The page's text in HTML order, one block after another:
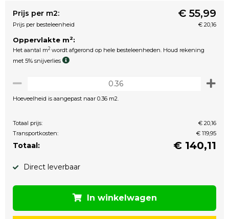
Prijs per m2: € 55,99
Prijs per besteleenheid € 20,16
Oppervlakte m2:
Het aantal m2 wordt afgerond op hele besteleenheden. Houd rekening
met 5% snijverlies
Hoeveelheid is aangepast naar 0.36 m2.
Totaal prijs:
€ 20,16
Transportkosten:
€ 119,95
Totaal: € 140,11
Direct leverbaar
In winkelwagen